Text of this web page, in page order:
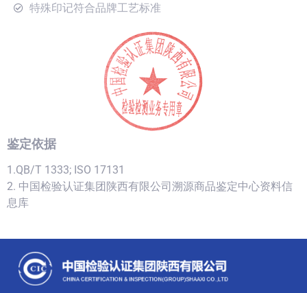
特殊印记符合品牌工艺标准
鉴定依据
1.QB/T 1333; ISO 17131
2. 中国检验认证集团陕西有限公司溯源商品鉴定中心资料信
息库